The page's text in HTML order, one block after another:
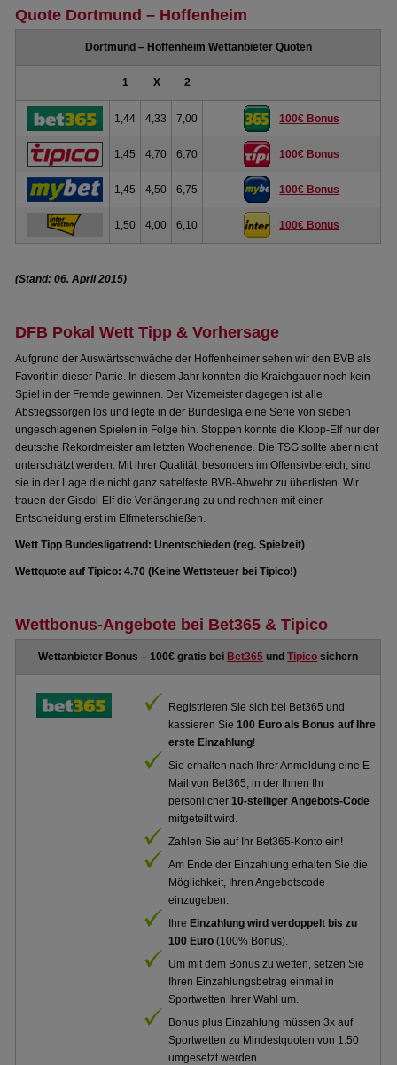
Quote Dortmund – Hoffenheim
Dortmund – Hoffenheim Wettanbieter Quoten
1 X 2
1,44 4,33 7,00 100€ Bonus
1,45 4,70 6,70 100€ Bonus
1,45 4,50 6,75 100€ Bonus
1,50 4,00 6,10 100€ Bonus
(Stand: 06. April 2015)
DFB Pokal Wett Tipp & Vorhersage
Aufgrund der Auswärtsschwäche der Hoffenheimer sehen wir den BVB als
Favorit in dieser Partie. In diesem Jahr konnten die Kraichgauer noch kein
Spiel in der Fremde gewinnen. Der Vizemeister dagegen ist alle
Abstiegssorgen los und legte in der Bundesliga eine Serie von sieben
ungeschlagenen Spielen in Folge hin. Stoppen konnte die Klopp-Elf nur der
deutsche Rekordmeister am letzten Wochenende. Die TSG sollte aber nicht
unterschätzt werden. Mit ihrer Qualität, besonders im Offensivbereich, sind
sie in der Lage die nicht ganz sattelfeste BVB-Abwehr zu überlisten. Wir
trauen der Gisdol-Elf die Verlängerung zu und rechnen mit einer
Entscheidung erst im Elfmeterschießen.
Wett Tipp Bundesligatrend: Unentschieden (reg. Spielzeit)
Wettquote auf Tipico: 4.70 (Keine Wettsteuer bei Tipico!)
Wettbonus-Angebote bei Bet365 & Tipico
Wettanbieter Bonus – 100€ gratis bei Bet365 undTipico sichern
Registrieren Sie sich bei Bet365 und
kassieren Sie100 Euro als Bonus auf Ihre
erste Einzahlung!
Sie erhalten nach Ihrer Anmeldung eine E-
Mail von Bet365, in der Ihnen Ihr
persönlicher10-stelliger Angebots-Code
mitgeteilt wird.
Zahlen Sie auf Ihr Bet365-Konto ein!
Am Ende der Einzahlung erhalten Sie die
Möglichkeit, Ihren Angebotscode
einzugeben.
Ihre Einzahlung wird verdoppelt bis zu
100 Euro (100% Bonus).
Um mit dem Bonus zu wetten, setzen Sie
Ihren Einzahlungsbetrag einmal in
Sportwetten Ihrer Wahl um.
Bonus plus Einzahlung müssen 3x auf
Sportwetten zu Mindestquoten von 1.50
umgesetzt werden.